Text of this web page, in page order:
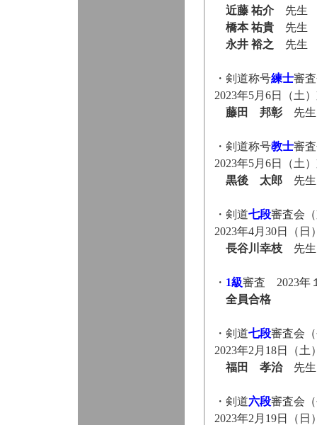
近藤 祐介先生
橋本 祐貴先生
永井 裕之 先生
・剣道称号練士審
2023年5月6日（土
藤田 邦彰先生
・剣道称号教士審
2023年5月6日（土
黒後 太郎先生
・剣道七段審査会
2023年4月30日（
長谷川幸枝先生
・ 1級審査 2023年
全員合格
・剣道七段審査会
2023年2月18日（
福田 孝治先生
・剣道六段審査会
2023年2月19日（